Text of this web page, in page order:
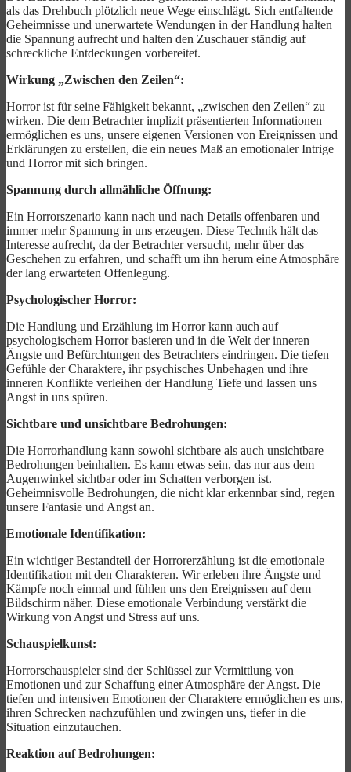
als das Drehbuch plötzlich neue Wege einschlägt. Sich entfaltende
Geheimnisse und unerwartete Wendungen in der Handlung halten
die Spannung aufrecht und halten den Zuschauer ständig auf
schreckliche Entdeckungen vorbereitet.
Wirkung „Zwischen den Zeilen“:
Horror ist für seine Fähigkeit bekannt, „zwischen den Zeilen“ zu
wirken. Die dem Betrachter implizit präsentierten Informationen
ermöglichen es uns, unsere eigenen Versionen von Ereignissen und
Erklärungen zu erstellen, die ein neues Maß an emotionaler Intrige
und Horror mit sich bringen.
Spannung durch allmähliche Öffnung:
Ein Horrorszenario kann nach und nach Details offenbaren und
immer mehr Spannung in uns erzeugen. Diese Technik hält das
Interesse aufrecht, da der Betrachter versucht, mehr über das
Geschehen zu erfahren, und schafft um ihn herum eine Atmosphäre
der lang erwarteten Offenlegung.
Psychologischer Horror:
Die Handlung und Erzählung im Horror kann auch auf
psychologischem Horror basieren und in die Welt der inneren
Ängste und Befürchtungen des Betrachters eindringen. Die tiefen
Gefühle der Charaktere, ihr psychisches Unbehagen und ihre
inneren Konflikte verleihen der Handlung Tiefe und lassen uns
Angst in uns spüren.
Sichtbare und unsichtbare Bedrohungen:
Die Horrorhandlung kann sowohl sichtbare als auch unsichtbare
Bedrohungen beinhalten. Es kann etwas sein, das nur aus dem
Augenwinkel sichtbar oder im Schatten verborgen ist.
Geheimnisvolle Bedrohungen, die nicht klar erkennbar sind, regen
unsere Fantasie und Angst an.
Emotionale Identifikation:
Ein wichtiger Bestandteil der Horrorerzählung ist die emotionale
Identifikation mit den Charakteren. Wir erleben ihre Ängste und
Kämpfe noch einmal und fühlen uns den Ereignissen auf dem
Bildschirm näher. Diese emotionale Verbindung verstärkt die
Wirkung von Angst und Stress auf uns.
Schauspielkunst:
Horrorschauspieler sind der Schlüssel zur Vermittlung von
Emotionen und zur Schaffung einer Atmosphäre der Angst. Die
tiefen und intensiven Emotionen der Charaktere ermöglichen es uns,
ihren Schrecken nachzufühlen und zwingen uns, tiefer in die
Situation einzutauchen.
Reaktion auf Bedrohungen: